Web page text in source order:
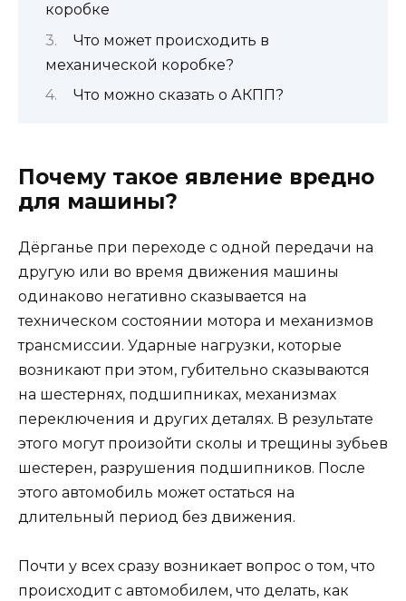
коробке
Что может происходить в
механической коробке?
Что можно сказать о АКПП?
Почему такое явление вредно
для машины?
Дёрганье при переходе с одной передачи на
другую или во время движения машины
одинаково негативно сказывается на
техническом состоянии мотора и механизмов
трансмиссии. Ударные нагрузки, которые
возникают при этом, губительно сказываются
на шестернях, подшипниках, механизмах
переключения и других деталях. В результате
этого могут произойти сколы и трещины зубьев
шестерен, разрушения подшипников. После
этого автомобиль может остаться на
длительный период без движения.
Почти у всех сразу возникает вопрос о том, что
происходит с автомобилем, что делать, как